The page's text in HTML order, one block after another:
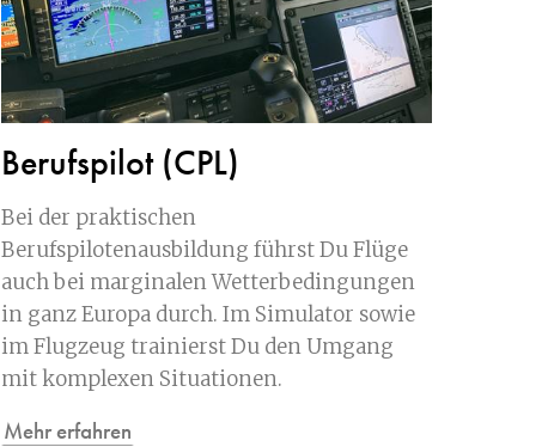
Berufspilot (CPL)
Bei der praktischen
Berufspilotenausbildung führst Du Flüge
auch bei marginalen Wetterbedingungen
in ganz Europa durch. Im Simulator sowie
im Flugzeug trainierst Du den Umgang
mit komplexen Situationen.
Mehr erfahren